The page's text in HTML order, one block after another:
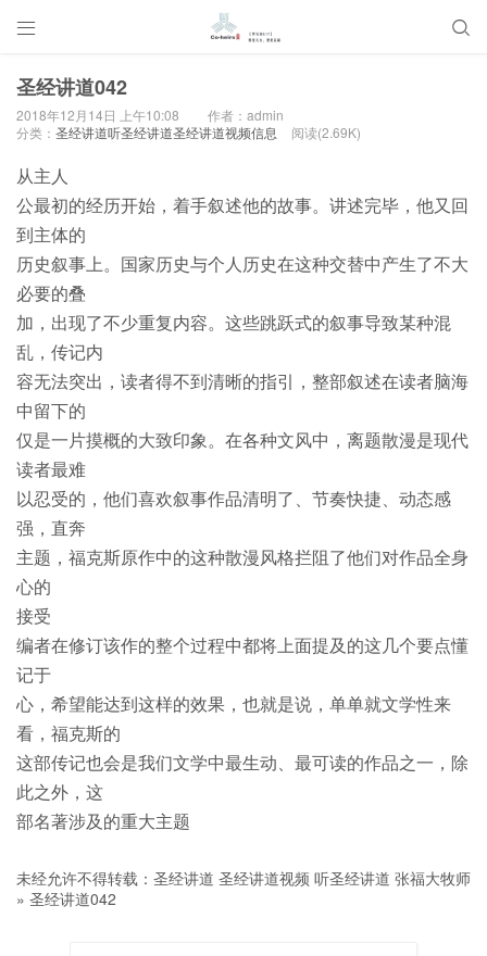
 
圣经讲道042
2018年12月14日 上午10:08
作者：admin
分类： 圣经讲道听圣经讲道圣经讲道视频信息 阅读(2.69K)
从主人
公最初的经历开始，着手叙述他的故事。讲述完毕，他又回
到主体的
历史叙事上。国家历史与个人历史在这种交替中产生了不大
必要的叠
加，出现了不少重复内容。这些跳跃式的叙事导致某种混
乱，传记内
容无法突出，读者得不到清晰的指引，整部叙述在读者脑海
中留下的
仅是一片摸概的大致印象。在各种文风中，离题散漫是现代
读者最难
以忍受的，他们喜欢叙事作品清明了、节奏快捷、动态感
强，直奔
主题，福克斯原作中的这种散漫风格拦阻了他们对作品全身
心的
接受
编者在修订该作的整个过程中都将上面提及的这几个要点懂
记于
心，希望能达到这样的效果，也就是说，单单就文学性来
看，福克斯的
这部传记也会是我们文学中最生动、最可读的作品之一，除
此之外，这
部名著涉及的重大主题
未经允许不得转载： 圣经讲道 圣经讲道视频 听圣经讲道 张福大牧师
» 圣经讲道042